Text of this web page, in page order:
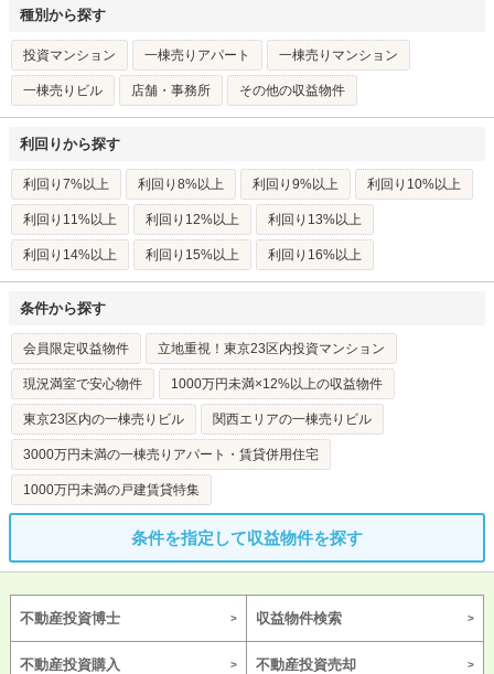
種別から探す
投資マンション 一棟売りアパート 一棟売りマンション
一棟売りビル 店舗・事務所 その他の収益物件
利回りから探す
利回り7%以上 利回り8%以上 利回り9%以上 利回り10%以上
利回り11%以上 利回り12%以上 利回り13%以上
利回り14%以上 利回り15%以上 利回り16%以上
条件から探す
会員限定収益物件 立地重視！東京23区内投資マンション
現況満室で安心物件 1000万円未満×12%以上の収益物件
東京23区内の一棟売りビル 関西エリアの一棟売りビル
3000万円未満の一棟売りアパート・賃貸併用住宅
1000万円未満の戸建賃貸特集
条件を指定して収益物件を探す
不動産投資博士 収益物件検索
不動産投資購入 不動産投資売却